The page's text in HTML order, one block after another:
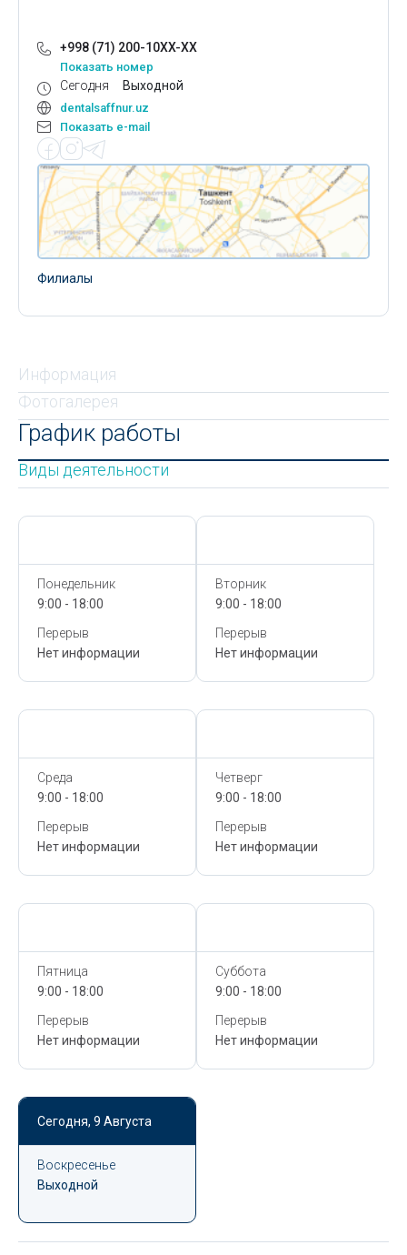
+998 (71) 200-10XX-XX
Показать номер
Сегодня Выходной
dentalsaffnur.uz
Показать e-mail
Филиалы
Информация
Фотогалерея
График работы
Виды деятельности
Понедельник
9:00 - 18:00
Перерыв
Нет информации
Вторник
9:00 - 18:00
Перерыв
Нет информации
Среда
9:00 - 18:00
Перерыв
Нет информации
Четверг
9:00 - 18:00
Перерыв
Нет информации
Пятница
9:00 - 18:00
Перерыв
Нет информации
Суббота
9:00 - 18:00
Перерыв
Нет информации
Сегодня, 9 Августа
Воскресенье
Выходной